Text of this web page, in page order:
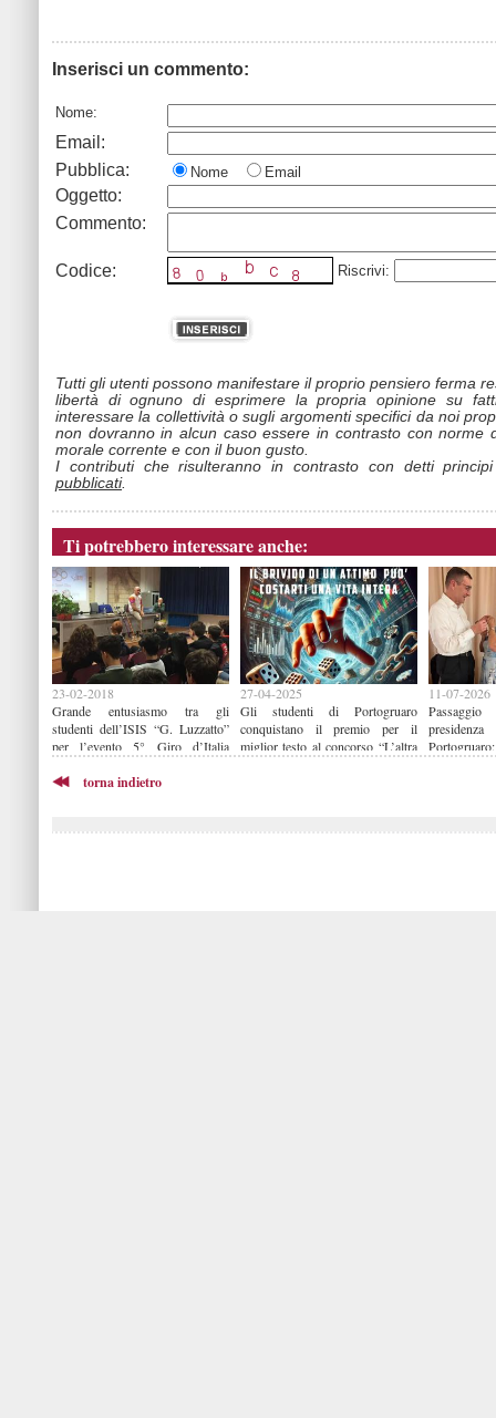
Inserisci un commento:
Nome:
Email:
Pubblica:
Nome Email
Oggetto:
Commento:
Codice: Riscrivi:
Tutti gli utenti possono manifestare il proprio pensiero ferma
libertà di ognuno di esprimere la propria opinione su
interessare la collettività o sugli argomenti specifici da noi
non dovranno in alcun caso essere in contrasto con norme
morale corrente e con il buon gusto.
I contributi che risulteranno in contrasto con detti
pubblicati.
Ti potrebbero interessare anche:
23-02-2018
Grande entusiasmo tra gli
studenti dell’ISIS “G. Luzzatto”
per l’evento 5° Giro d’Italia
27-04-2025
Gli studenti di Portogruaro
conquistano il premio per il
miglior testo al concorso “L’altra
11-07-2026
torna indietro